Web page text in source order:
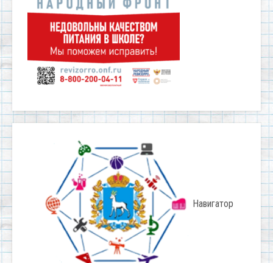
Навигатор